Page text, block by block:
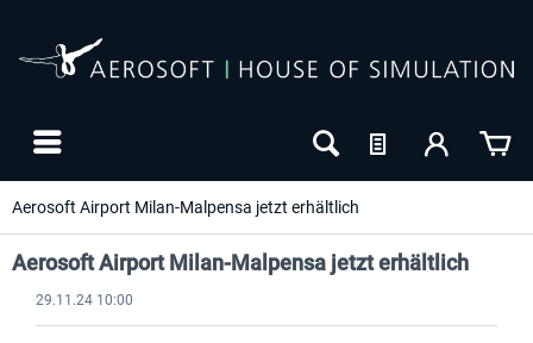
Aerosoft Airport Milan-Malpensa jetzt erhältlich
Aerosoft Airport Milan-Malpensa jetzt erhältlich
29.11.24 10:00